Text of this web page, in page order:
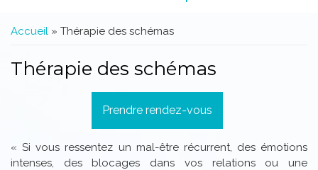
Vous êtes ici
Accueil » Thérapie des schémas
Thérapie des schémas
Prendre rendez-vous
« Si vous ressentez un mal-être récurrent, des émotions
intenses, des blocages dans vos relations ou une